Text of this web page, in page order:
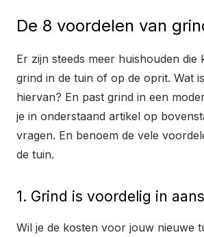
De 8 voordelen van
Er zijn steeds meer huishouden die
grind in de tuin of op de oprit. Wat
hiervan? En past grind in een
je in onderstaand artikel op
vragen. En benoem de vele
de tuin.
1. Grind is voordelig in
Wil je de kosten voor jouw nieuwe